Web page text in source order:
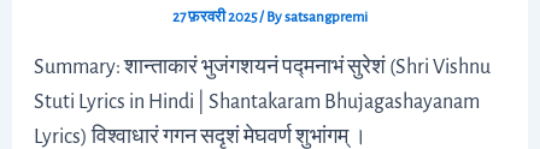
27 फ़रवरी 2025/ Bysatsangpremi
Summary: शान्ताकारं भुजंगशयनं पद्मनाभं सुरेशं (Shri Vishnu
Stuti Lyrics in Hindi | Shantakaram Bhujagashayanam
Lyrics) विश्वाधारं गगन सदृशं मेघवर्ण शुभांगम् ।